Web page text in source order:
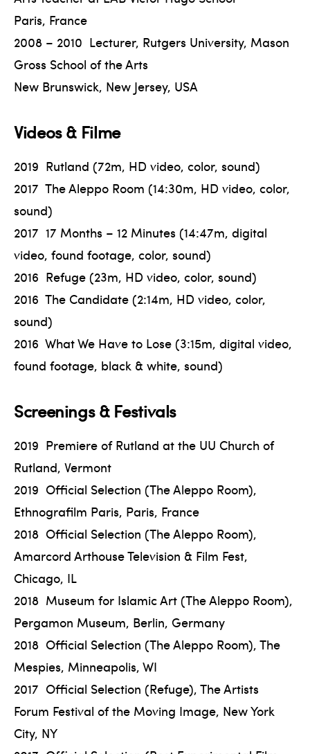
Paris, France
2008 – 2010 Lecturer, Rutgers University, Mason
Gross School of the Arts
New Brunswick, New Jersey, USA
Videos & Filme
2019 Rutland (72m, HD video, color, sound)
2017 The Aleppo Room (14:30m, HD video, color,
sound)
2017 17 Months – 12 Minutes (14:47m, digital
video, found footage, color, sound)
2016 Refuge (23m, HD video, color, sound)
2016 The Candidate (2:14m, HD video, color,
sound)
2016 What We Have to Lose (3:15m, digital video,
found footage, black & white, sound)
Screenings & Festivals
2019 Premiere of Rutland at the UU Church of
Rutland, Vermont
2019 Official Selection (The Aleppo Room),
Ethnografilm Paris, Paris, France
2018 Official Selection (The Aleppo Room),
Amarcord Arthouse Television & Film Fest,
Chicago, IL
2018 Museum for Islamic Art (The Aleppo Room),
Pergamon Museum, Berlin, Germany
2018 Official Selection (The Aleppo Room), The
Mespies, Minneapolis, WI
2017 Official Selection (Refuge), The Artists
Forum Festival of the Moving Image, New York
City, NY